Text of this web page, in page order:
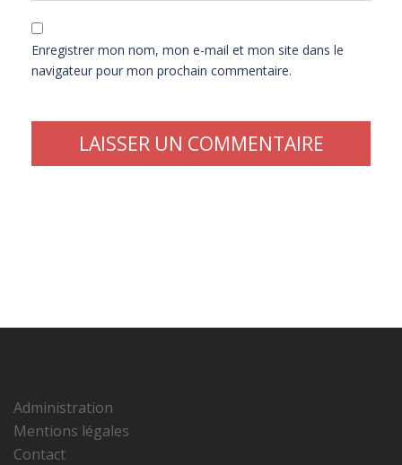
Enregistrer mon nom, mon e-mail et mon site dans le
navigateur pour mon prochain commentaire.
Administration
Mentions légales
Contact